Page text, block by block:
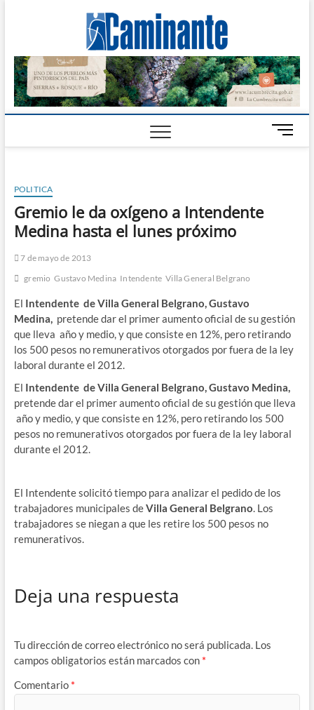
Digital
CALAMUCHITA
B
o
POLITICA
Gremio le da oxígeno a Intendente
Medina hasta el lunes próximo
7 de mayo de 2013
gremio Gustavo Medina Intendente Villa General Belgrano
El Intendente de Villa General Belgrano, Gustavo
Medina, pretende dar el primer aumento oficial de su gestión
que lleva año y medio, y que consiste en 12%, pero retirando
los 500 pesos no remunerativos otorgados por fuera de la ley
laboral durante el 2012.
El Intendente de Villa General Belgrano, Gustavo Medina,
pretende dar el primer aumento oficial de su gestión que lleva
año y medio, y que consiste en 12%, pero retirando los 500
pesos no remunerativos otorgados por fuera de la ley laboral
durante el 2012.
El Intendente solicitó tiempo para analizar el pedido de los
trabajadores municipales deVilla General Belgrano. Los
trabajadores se niegan a que les retire los 500 pesos no
remunerativos.
Deja una respuesta
Tu dirección de correo electrónico no será publicada. Los
campos obligatorios están marcados con *
Comentario *